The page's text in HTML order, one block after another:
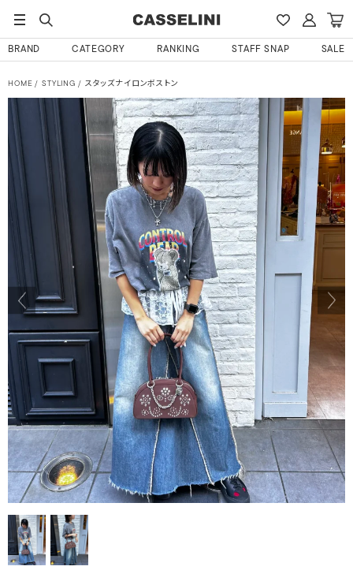
BRAND CATEGORY RANKING STAFF SNAP SALE
HOME STYLING スタッズナイロンボストン